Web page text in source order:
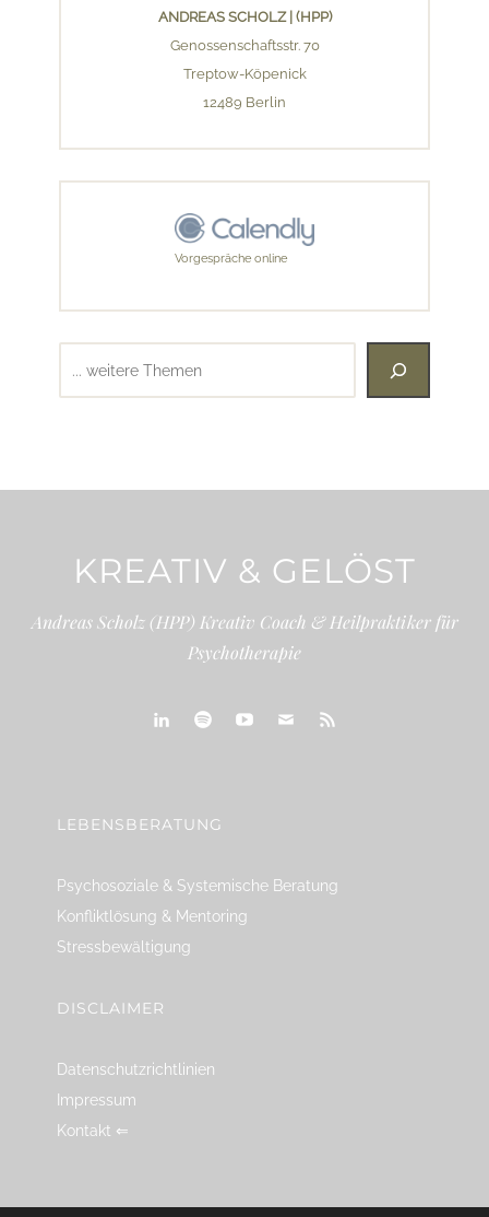
ANDREAS SCHOLZ | (HPP)
Genossenschaftsstr. 70
Treptow-Köpenick
12489 Berlin
Vorgespräche online
KREATIV & GELÖST
Andreas Scholz (HPP) Kreativ Coach & Heilpraktiker für
Psychotherapie
LEBENSBERATUNG
Psychosoziale & Systemische Beratung
Konfliktlösung & Mentoring
Stressbewältigung
DISCLAIMER
Datenschutzrichtlinien
Impressum
Kontakt ⇐